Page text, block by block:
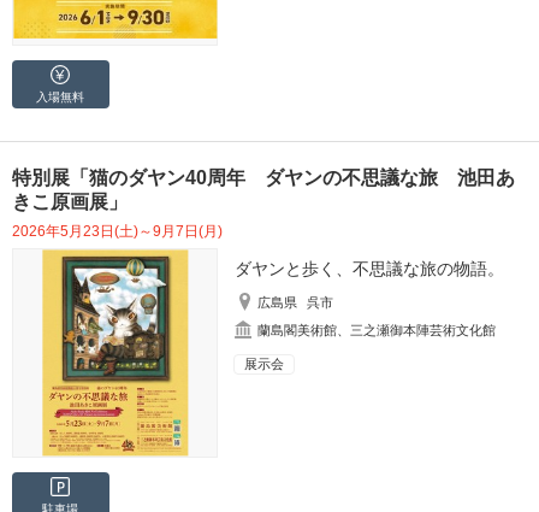
入場無料
特別展「猫のダヤン40周年 ダヤンの不思議な旅 池田あ
きこ原画展」
2026年5月23日(土)～9月7日(月)
ダヤンと歩く、不思議な旅の物語。
広島県
呉市
蘭島閣美術館、三之瀬御本陣芸術文化館
展示会
駐車場